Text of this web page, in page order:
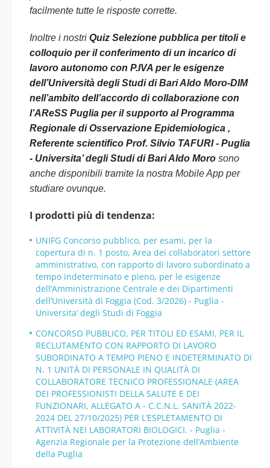
facilmente tutte le risposte corrette.
Inoltre i nostri Quiz Selezione pubblica per titoli e
colloquio per il conferimento di un incarico di
lavoro autonomo con P.IVA per le esigenze
dell’Università degli Studi di Bari Aldo Moro-DIM
nell’ambito dell’accordo di collaborazione con
l’AReSS Puglia per il supporto al Programma
Regionale di Osservazione Epidemiologica ,
Referente scientifico Prof. Silvio TAFURI - Puglia
- Universita’ degli Studi di Bari Aldo Moro sono
anche disponibili tramite la nostra Mobile App per
studiare ovunque.
I prodotti più di tendenza:
UNIFG Concorso pubblico, per esami, per la
copertura di n. 1 posto, Area dei collaboratori settore
amministrativo, con rapporto di lavoro subordinato a
tempo indeterminato e pieno, per le esigenze
dell’Amministrazione Centrale e dei Dipartimenti
dell’Università di Foggia (Cod. 3/2026) - Puglia -
Universita’ degli Studi di Foggia
CONCORSO PUBBLICO, PER TITOLI ED ESAMI, PER IL
RECLUTAMENTO CON RAPPORTO DI LAVORO
SUBORDINATO A TEMPO PIENO E INDETERMINATO DI
N. 1 UNITÀ DI PERSONALE IN QUALITÀ DI
COLLABORATORE TECNICO PROFESSIONALE (AREA
DEI PROFESSIONISTI DELLA SALUTE E DEI
FUNZIONARI, ALLEGATO A - C.C.N.L. SANITÀ 2022-
2024 DEL 27/10/2025) PER L’ESPLETAMENTO DI
ATTIVITÀ NEI LABORATORI BIOLOGICI. - Puglia -
Agenzia Regionale per la Protezione dell’Ambiente
della Puglia